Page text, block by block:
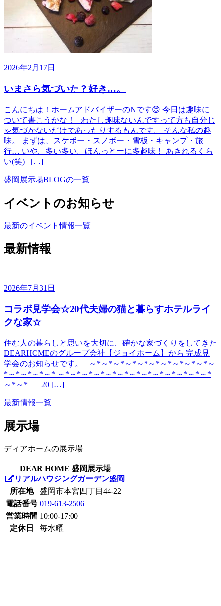
2026年2月17日
いまさら気づいた？好き…。
こんにちは！ホームアドバイザーのNです😊 今日は趣味に
ついて書こうかな！ わたし趣味ないんですって方も自分じ
ゃ気づかないだけであったりするもんです。 そんな私の趣
味。 まずは、スケボー・スノボー・雪板・キャンプ・旅
行… いや、多い多い。ほんっとーに多趣味！ あきれるくら
い(笑) […]
盛岡展示場BLOGの一覧
イベントのお知らせ
最新のイベント情報一覧
最新情報
2026年7月31日
コラボ見学会☆20代夫婦の猫と暮らすホテルライ
クな家☆
住む人の暮らしと思いを大切に、確かな家づくりをしてきた
DEARHOMEのグループ会社【ジョイホーム】から 完成見
学会のお知らせです。 ～*～*～*～*～*～*～*～*～*～*～
*～*～*～*～* ～*～*～*～*～*～*～*～*～*～*～*～*～*
～*～* 20 […]
最新情報一覧
展示場
ディアホームの展示場
DEAR HOME 盛岡展示場
リアルハウジングガーデン盛岡
所在地
盛岡市本宮四丁目44-22
電話番号 019-613-2506
営業時間 10:00-17:00
定休日
毎水曜